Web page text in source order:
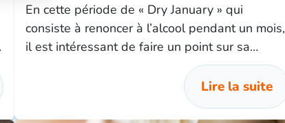
En cette période de « Dry January » qui
consiste à renoncer à l’alcool pendant un mois,
il est intéressant de faire un point sur sa
consommation d’alcool et sur une éventuelle
Lire la suite